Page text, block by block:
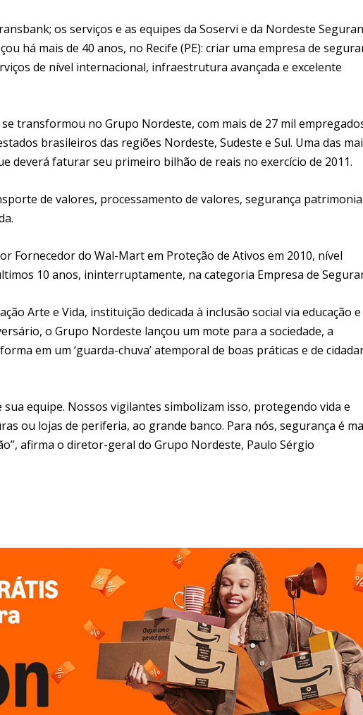
os serviços e as equipes da Soservi e da Nordeste
há mais de 40 anos, no Recife (PE): criar uma empresa de
de nível internacional, infraestrutura avançada e excelente
transformou no Grupo Nordeste, com mais de 27 mil
brasileiros das regiões Nordeste, Sudeste e Sul. Uma das
deverá faturar seu primeiro bilhão de reais no exercício de 2011.
de valores, processamento de valores, segurança
Fornecedor do Wal-Mart em Proteção de Ativos em 2010, nível
10 anos, ininterruptamente, na categoria Empresa de
Arte e Vida, instituição dedicada à inclusão social via educação e
o Grupo Nordeste lançou um mote para a sociedade, a
em um ‘guarda-chuva’ atemporal de boas práticas e de
equipe. Nossos vigilantes simbolizam isso, protegendo vida e
ou lojas de periferia, ao grande banco. Para nós, segurança é
afirma o diretor-geral do Grupo Nordeste, Paulo Sérgio